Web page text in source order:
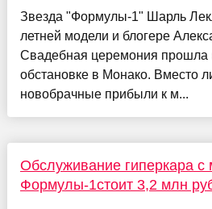
Звезда "Формулы-1" Шарль
летней модели и блогере
Свадебная церемония прошла
обстановке в Монако. Вместо
новобрачные прибыли к м...
Обслуживание гиперкара с
Формулы-1стоит 3,2 млн